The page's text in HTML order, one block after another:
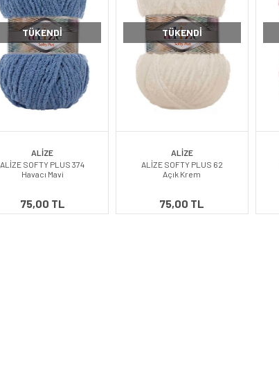
TÜKENDI
ALİZE
ALİZE SOFTY PLUS 374
Havacı Mavi
75,00 TL
TÜKENDI
ALİZE
ALİZE SOFTY PLUS 62
Açık Krem
75,00 TL